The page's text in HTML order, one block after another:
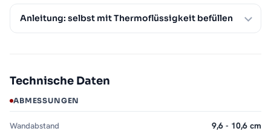
Anleitung: selbst mit Thermoflüssigkeit befüllen
Technische Daten
ABMESSUNGEN
Wandabstand 9,6 - 10,6 cm